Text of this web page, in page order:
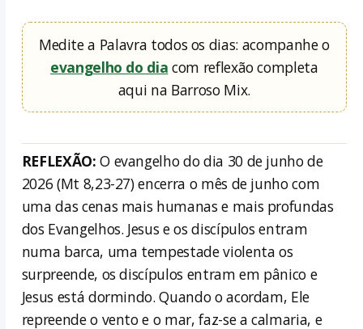
Medite a Palavra todos os dias: acompanhe o
evangelho do dia com reflexão completa
aqui na Barroso Mix.
REFLEXÃO:O evangelho do dia 30 de junho de
2026 (Mt 8,23-27) encerra o mês de junho com
uma das cenas mais humanas e mais profundas
dos Evangelhos. Jesus e os discípulos entram
numa barca, uma tempestade violenta os
surpreende, os discípulos entram em pânico e
Jesus está dormindo. Quando o acordam, Ele
repreende o vento e o mar, faz-se a calmaria, e